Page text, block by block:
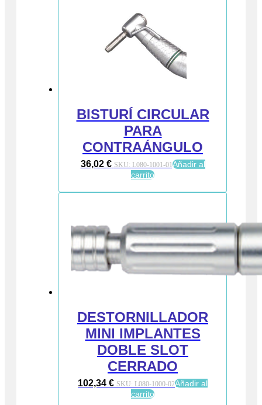
BISTURÍ CIRCULAR
PARA
CONTRAÁNGULO
36,02 € SKU: L080-1001-01Añadir al
carrito
DESTORNILLADOR
MINI IMPLANTES
DOBLE SLOT
CERRADO
102,34 € SKU: L080-1000-02Añadir al
carrito